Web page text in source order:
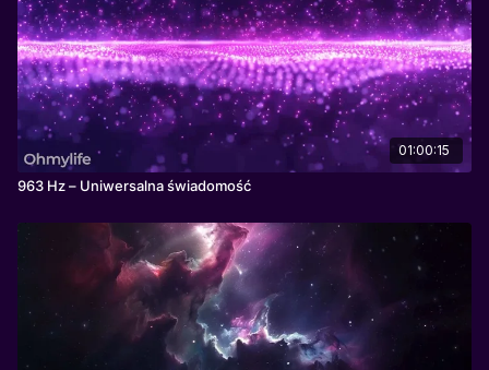
01:00:15
963 Hz – Uniwersalna świadomość